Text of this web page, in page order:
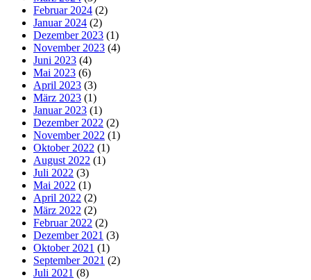
Februar 2024 (2)
Januar 2024 (2)
Dezember 2023 (1)
November 2023 (4)
Juni 2023 (4)
Mai 2023 (6)
April 2023 (3)
März 2023 (1)
Januar 2023 (1)
Dezember 2022 (2)
November 2022 (1)
Oktober 2022 (1)
August 2022 (1)
Juli 2022 (3)
Mai 2022 (1)
April 2022 (2)
März 2022 (2)
Februar 2022 (2)
Dezember 2021 (3)
Oktober 2021 (1)
September 2021 (2)
Juli 2021 (8)